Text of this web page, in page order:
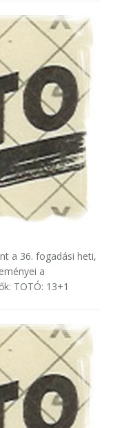
a 36. fogadási heti,
a